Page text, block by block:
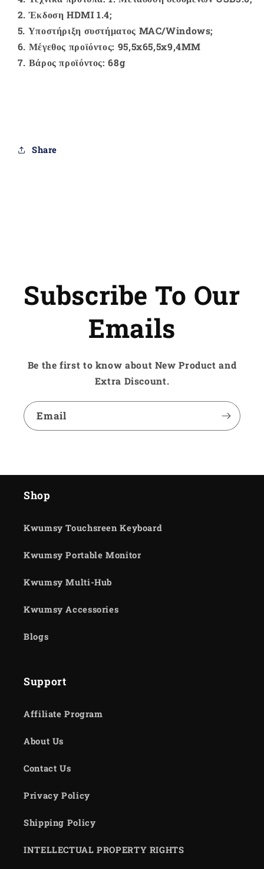
2. Έκδοση HDMI 1.4;
5. Υποστήριξη συστήματος MAC/Windows;
6. Μέγεθος προϊόντος: 95,5x65,5x9,4MM
7. Βάρος προϊόντος: 68g
Share
Subscribe To Our
Emails
Be the first to know about New Product and
Extra Discount.
Email
Shop
Kwumsy Touchsreen Keyboard
Kwumsy Portable Monitor
Kwumsy Multi-Hub
Kwumsy Accessories
Blogs
Support
Affiliate Program
About Us
Contact Us
Privacy Policy
Shipping Policy
INTELLECTUAL PROPERTY RIGHTS